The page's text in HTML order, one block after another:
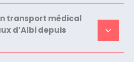
transport médical
d’Albi depuis